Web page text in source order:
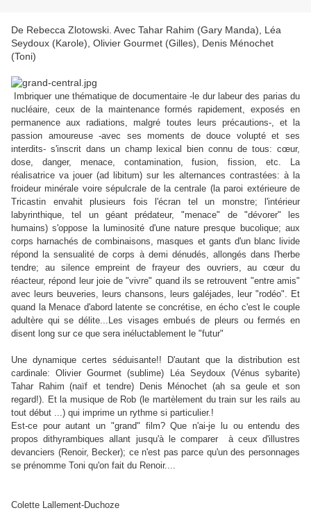
De Rebecca Zlotowski. Avec Tahar Rahim (Gary Manda), Léa
Seydoux (Karole), Olivier Gourmet (Gilles), Denis Ménochet
(Toni)
Imbriquer une thématique de documentaire -le dur labeur des parias du
nucléaire, ceux de la maintenance formés rapidement, exposés en
permanence aux radiations, malgré toutes leurs précautions-, et la
passion amoureuse -avec ses moments de douce volupté et ses
interdits- s'inscrit dans un champ lexical bien connu de tous: cœur,
dose, danger, menace, contamination, fusion, fission, etc. La
réalisatrice va jouer (ad libitum) sur les alternances contrastées: à la
froideur minérale voire sépulcrale de la centrale (la paroi extérieure de
Tricastin envahit plusieurs fois l'écran tel un monstre; l'intérieur
labyrinthique, tel un géant prédateur, "menace" de "dévorer" les
humains) s'oppose la luminosité d'une nature presque bucolique; aux
corps harnachés de combinaisons, masques et gants d'un blanc livide
répond la sensualité de corps à demi dénudés, allongés dans l'herbe
tendre; au silence empreint de frayeur des ouvriers, au cœur du
réacteur, répond leur joie de "vivre" quand ils se retrouvent "entre amis"
avec leurs beuveries, leurs chansons, leurs galéjades, leur "rodéo". Et
quand la Menace d'abord latente se concrétise, en écho c'est le couple
adultère qui se délite...Les visages embués de pleurs ou fermés en
disent long sur ce que sera inéluctablement le "futur"
Une dynamique certes séduisante!! D'autant que la distribution est
cardinale: Olivier Gourmet (sublime) Léa Seydoux (Vénus sybarite)
Tahar Rahim (naïf et tendre) Denis Ménochet (ah sa geule et son
regard!). Et la musique de Rob (le martèlement du train sur les rails au
tout début ...) qui imprime un rythme si particulier.!
Est-ce pour autant un "grand" film? Que n'ai-je lu ou entendu des
propos dithyrambiques allant jusqu'à le comparer à ceux d'illustres
devanciers (Renoir, Becker); ce n'est pas parce qu'un des personnages
se prénomme Toni qu'on fait du Renoir....
Colette Lallement-Duchoze